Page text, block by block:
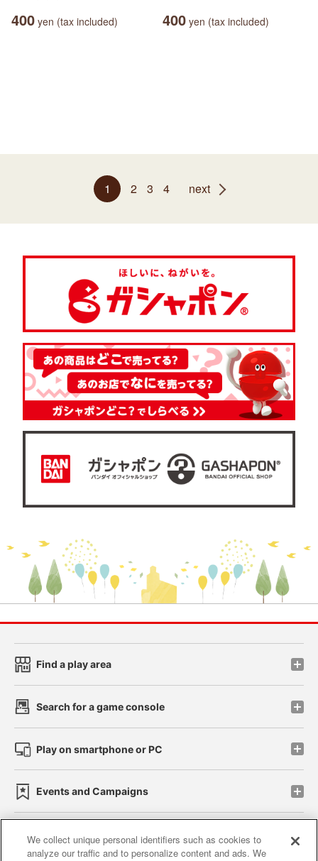
400 yen (tax included) 400 yen (tax included)
1 2 3 4 next
Find a play area
Search for a game console
Play on smartphone or PC
Events and Campaigns
We collect unique personal identifiers such as cookies to
analyze our traffic and to personalize content and ads. We